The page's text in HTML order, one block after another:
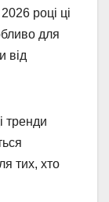
році ці
для
від
тренди
тих, хто